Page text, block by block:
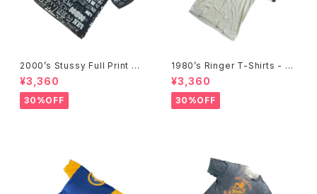
2000’s Stussy Full Print T-
Shirts -2000年代 ステューシ
ー フルプリントTシャツ-
¥3,360
30%OFF
1980’s Ringer T-Shirts - 19
80年代 リンガーTシャツ-
¥3,360
30%OFF